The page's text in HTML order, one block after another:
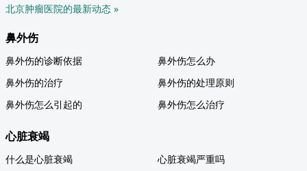
北京肿瘤医院的最新动态 »
鼻外伤
鼻外伤的诊断依据
鼻外伤怎么办
鼻外伤的治疗
鼻外伤的处理原则
鼻外伤怎么引起的
鼻外伤怎么治疗
心脏衰竭
什么是心脏衰竭
心脏衰竭严重吗